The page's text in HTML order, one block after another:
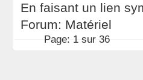
En faisant un lien
Forum: Matériel
Page: 1 sur 36